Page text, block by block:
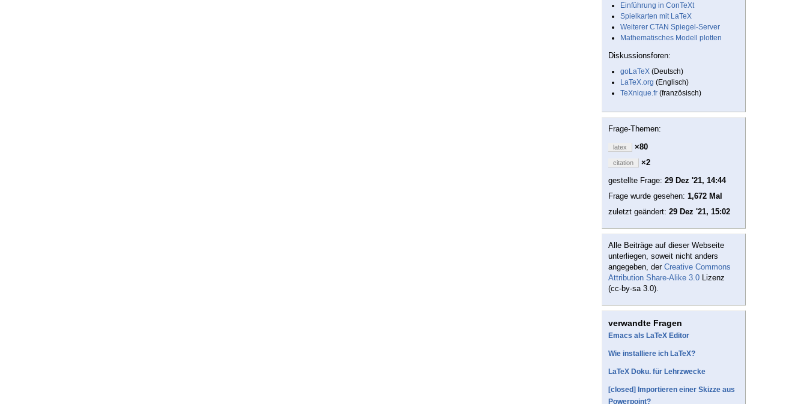
Einführung in ConTeXt
Spielkarten mit LaTeX
Weiterer CTAN Spiegel-Server
Mathematisches Modell plotten
Diskussionsforen:
goLaTeX (Deutsch)
LaTeX.org (Englisch)
TeXnique.fr (französisch)
Frage-Themen:
latex ×80
citation
×2
gestellte Frage: 29 Dez '21, 14:44
Frage wurde gesehen: 1,672 Mal
zuletzt geändert: 29 Dez '21, 15:02
Alle Beiträge auf dieser Webseite
unterliegen, soweit nicht anders
angegeben, der Creative Commons
Attribution Share-Alike 3.0 Lizenz
(cc-by-sa 3.0).
verwandte Fragen
Emacs als LaTeX Editor
Wie installiere ich LaTeX?
LaTeX Doku. für Lehrzwecke
[closed] Importieren einer Skizze aus
Powerpoint?